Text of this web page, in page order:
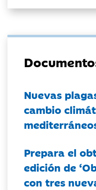
Nuevas
cambio
Prepara el
edición de
con tres